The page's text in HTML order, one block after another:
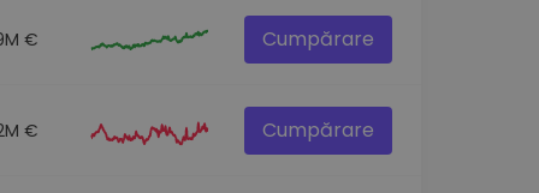
€ Cumpărare
€ Cumpărare